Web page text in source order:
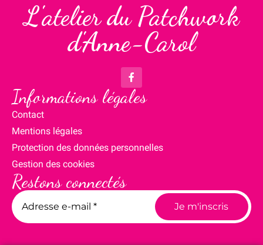
L'atelier du Patchwork
d'Anne-Carol
Informations légales
Contact
Mentions légales
Protection des données personnelles
Gestion des cookies
Restons connectés